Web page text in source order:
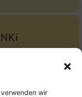
wir